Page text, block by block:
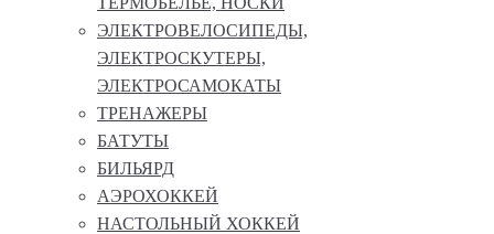
ЭЛЕКТРОВЕЛОСИПЕДЫ,
ЭЛЕКТРОСКУТЕРЫ,
ЭЛЕКТРОСАМОКАТЫ
ТРЕНАЖЕРЫ
БАТУТЫ
БИЛЬЯРД
АЭРОХОККЕЙ
НАСТОЛЬНЫЙ ХОККЕЙ